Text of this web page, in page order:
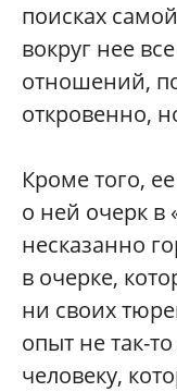
поисках
вокруг нее
отношений,
откровенно,
Кроме того,
о ней очерк
несказанно
в очерке,
ни своих
опыт не так-
человеку,